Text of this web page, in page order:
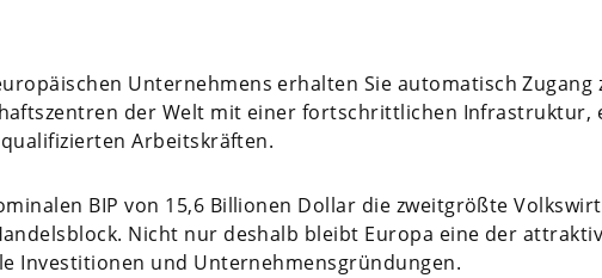
Unternehmens erhalten Sie automatisch Zugang
der Welt mit einer fortschrittlichen Infrastruktur,
Arbeitskräften.
BIP von 15,6 Billionen Dollar die zweitgrößte
Nicht nur deshalb bleibt Europa eine der
Investitionen und Unternehmensgründungen.